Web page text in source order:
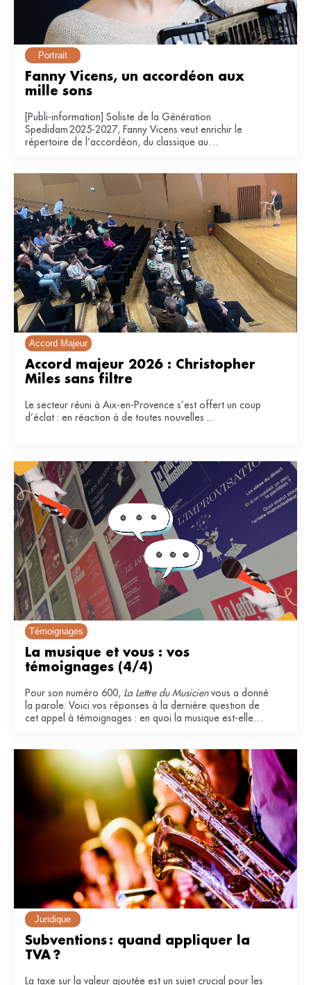
Portrait
Fanny Vicens, un accordéon aux
mille sons
[Publi-information] Soliste de la Génération
Spedidam 2025-2027, Fanny Vicens veut enrichir le
répertoire de l’accordéon, du classique au
Accord Majeur
Accord majeur 2026 : Christopher
Miles sans filtre
Le secteur réuni à Aix-en-Provence s’est offert un coup
d’éclat : en réaction à de toutes nouvelles ...
Témoignages
La musique et vous : vos
témoignages (4/4)
Pour son numéro 600, La Lettre du Musicienvous a donné
la parole. Voici vos réponses à la dernière question de
cet appel à témoignages : en quoi la musique est-elle
Juridique
Subventions : quand appliquer la
TVA ?
La taxe sur la valeur ajoutée est un sujet crucial pour les